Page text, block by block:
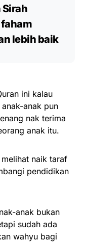
Sirah
lebih baik
ini kalau
anak pun
nak terima
anak itu.
naik taraf
pendidikan
anak bukan
sudah ada
wahyu bagi